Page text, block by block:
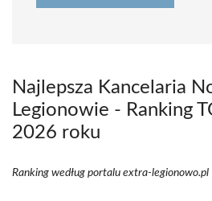
Najlepsza Kancelaria
Legionowie - Ranking
2026 roku
Ranking według portalu extra-legionowo.pl